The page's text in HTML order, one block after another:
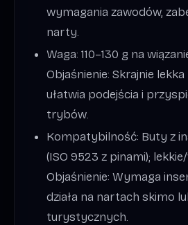
wymagania zawodów,
narty.
Waga: 110–130 g na
Objaśnienie: Skrajnie
ułatwia podejścia i
trybów.
Kompatybilność: Buty z
(ISO 9523 z pinami);
Objaśnienie: Wymaga
działa na nartach skimo
turystycznych.